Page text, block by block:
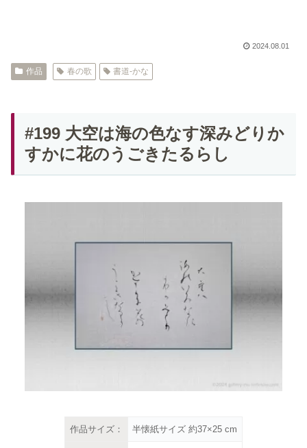
2024.08.01
作品 春の歌 書道-かな
#199 大空は海の色なす深みどりか
すかに花のうごきたるらし
作品サイズ： 半懐紙サイズ 約37×25 cm